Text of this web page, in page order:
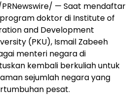
/PRNewswire/ — Saat mendaftar
doktor di Institute of
and Development
(PKU), Ismail Zabeeh
menteri negara di
kembali berkuliah untuk
sejumlah negara yang
pesat.